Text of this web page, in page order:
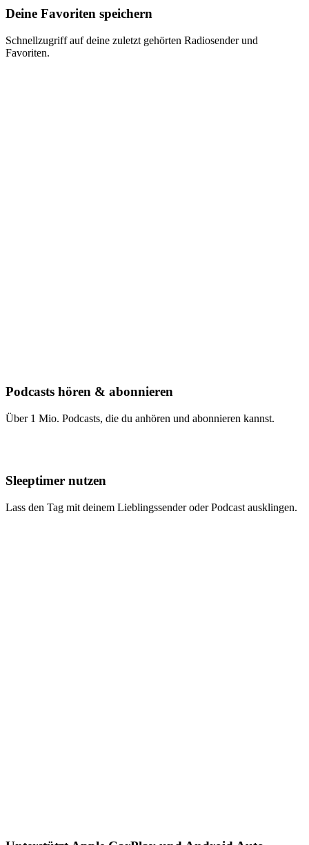
Deine Favoriten speichern
Schnellzugriff auf deine zuletzt gehörten Radiosender und
Favoriten.
Podcasts hören & abonnieren
Über 1 Mio. Podcasts, die du anhören und abonnieren kannst.
Sleeptimer nutzen
Lass den Tag mit deinem Lieblingssender oder Podcast ausklingen.